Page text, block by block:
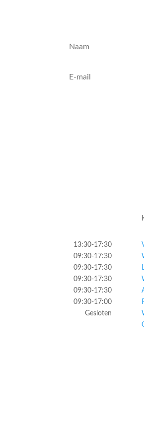
13:30-17:30
09:30-17:30
09:30-17:30
09:30-17:30
09:30-17:30
09:30-17:00
Gesloten